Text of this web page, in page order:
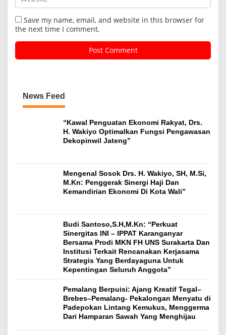
Save my name, email, and website in this browser for
the next time I comment.
News Feed
“Kawal Penguatan Ekonomi Rakyat, Drs.
H. Wakiyo Optimalkan Fungsi Pengawasan
Dekopinwil Jateng”
Mengenal Sosok Drs. H. Wakiyo, SH, M.Si,
M.Kn: Penggerak Sinergi Haji Dan
Kemandirian Ekonomi Di Kota Wali”
Budi Santoso,S.H,M.Kn: “Perkuat
Sinergitas INI – IPPAT Karanganyar
Bersama Prodi MKN FH UNS Surakarta Dan
Institusi Terkait Rencanakan Kerjasama
Strategis Yang Berdayaguna Untuk
Kepentingan Seluruh Anggota”
Pemalang Berpuisi: Ajang Kreatif Tegal–
Brebes–Pemalang- Pekalongan Menyatu di
Padepokan Lintang Kemukus, Menggerma
Dari Hamparan Sawah Yang Menghijau